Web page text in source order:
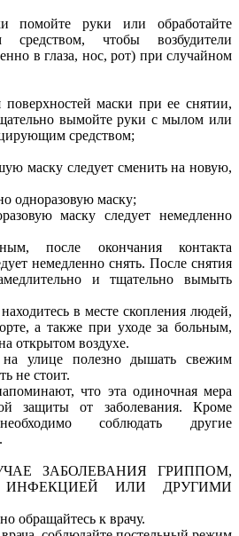
помойте руки или обработайте
чтобы возбудители
в глаза, нос, рот) при случайном
поверхностей маски при ее снятии,
вымойте руки с мылом или
средством;
маску следует сменить на новую,
одноразовую маску;
маску следует немедленно
после окончания контакта
немедленно снять. После снятия
и тщательно вымыть
в месте скопления людей,
а также при уходе за больным,
открытом воздухе.
улице полезно дышать свежим
не стоит.
что эта одиночная мера
защиты от заболевания. Кроме
соблюдать другие
ЗАБОЛЕВАНИЯ ГРИППОМ,
ИНФЕКЦИЕЙ ИЛИ ДРУГИМИ
обращайтесь к врачу.